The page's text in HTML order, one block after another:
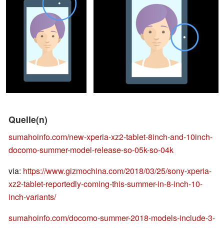
Quelle(n)
sumahoinfo.com/new-xperia-xz2-tablet-8inch-and-10inch-
docomo-summer-model-release-so-05k-so-04k
via: https://www.gizmochina.com/2018/03/25/sony-xperia-
xz2-tablet-reportedly-coming-this-summer-in-8-inch-10-
inch-variants/
sumahoinfo.com/docomo-summer-2018-models-include-3-